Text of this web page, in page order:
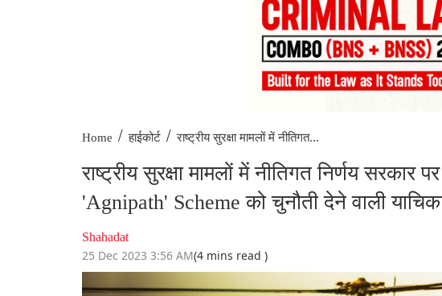
Home / हाईकोर्ट / राष्ट्रीय सुरक्षा मामलों में नीतिगत...
राष्ट्रीय सुरक्षा मामलों में नीतिगत निर्णय सरकार
'Agnipath' Scheme को चुनौती देने वाली
Shahadat
25 Dec 2023 3:56 AM(4 mins read )